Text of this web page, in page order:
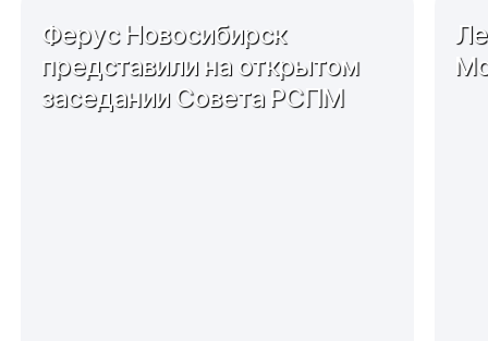
Ферус Новосибирск
представили на открытом
заседании Совета РСПМ